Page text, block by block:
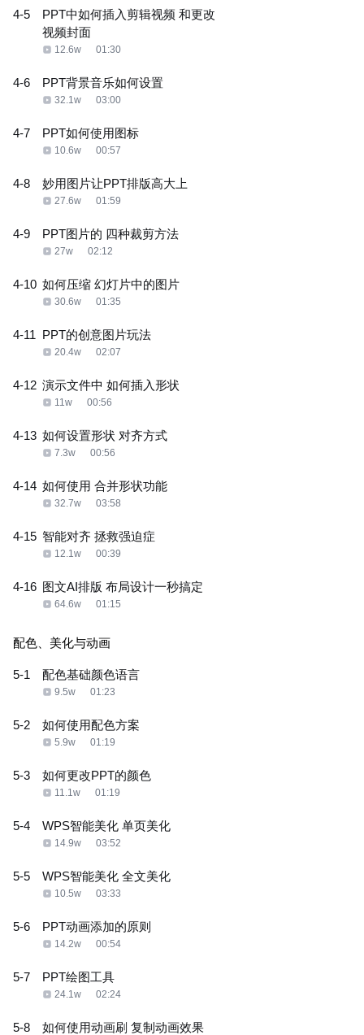
4-5
PPT中如何插入剪辑视频 和更改
视频封面
12.6w 01:30
4-6 PPT背景音乐如何设置
32.1w 03:00
4-7 PPT如何使用图标
10.6w 00:57
4-8 妙用图片让PPT排版高大上
27.6w 01:59
4-9 PPT图片的 四种裁剪方法
27w 02:12
4-10 如何压缩 幻灯片中的图片
30.6w 01:35
4-11 PPT的创意图片玩法
20.4w 02:07
4-12 演示文件中 如何插入形状
11w 00:56
4-13 如何设置形状 对齐方式
7.3w 00:56
4-14 如何使用 合并形状功能
32.7w 03:58
4-15 智能对齐 拯救强迫症
12.1w 00:39
4-16 图文AI排版 布局设计一秒搞定
64.6w 01:15
配色、美化与动画
5-1 配色基础颜色语言
9.5w 01:23
5-2 如何使用配色方案
5.9w 01:19
5-3 如何更改PPT的颜色
11.1w 01:19
5-4 WPS智能美化 单页美化
14.9w 03:52
5-5 WPS智能美化 全文美化
10.5w 03:33
5-6 PPT动画添加的原则
14.2w 00:54
5-7 PPT绘图工具
24.1w 02:24
5-8 如何使用动画刷 复制动画效果